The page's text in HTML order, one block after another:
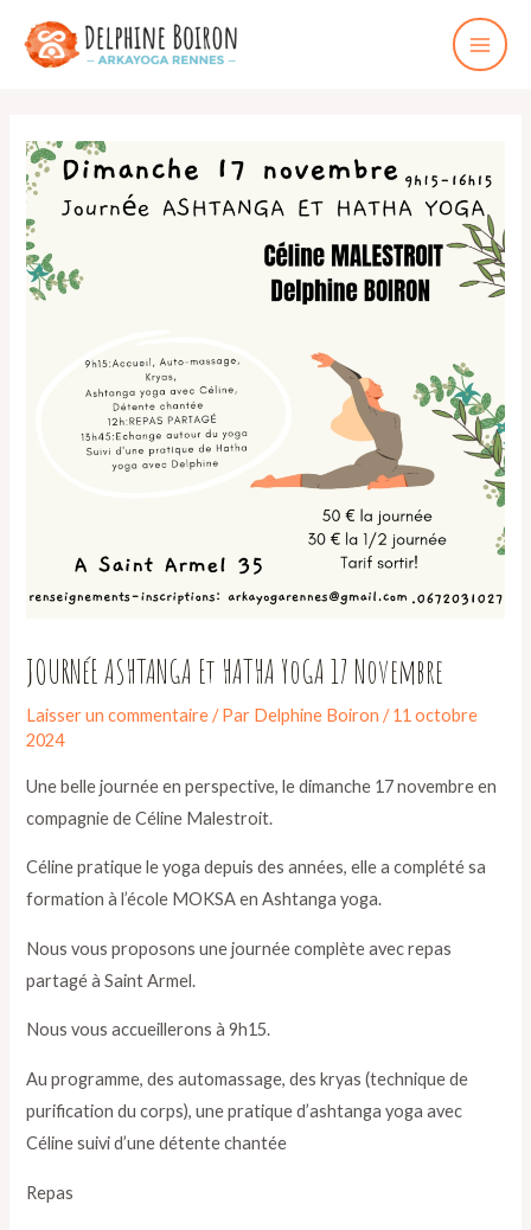
JOURNéE ASHTANGA Et HATHA YoGA 17 Novembre
Laisser un commentaire / Par Delphine Boiron /11 octobre
2024
Une belle journée en perspective, le dimanche 17 novembre en
compagnie de Céline Malestroit.
Céline pratique le yoga depuis des années, elle a complété sa
formation à l’école MOKSA en Ashtanga yoga.
Nous vous proposons une journée complète avec repas
partagé à Saint Armel.
Nous vous accueillerons à 9h15.
Au programme, des automassage, des kryas (technique de
purification du corps), une pratique d’ashtanga yoga avec
Céline suivi d’une détente chantée
Repas